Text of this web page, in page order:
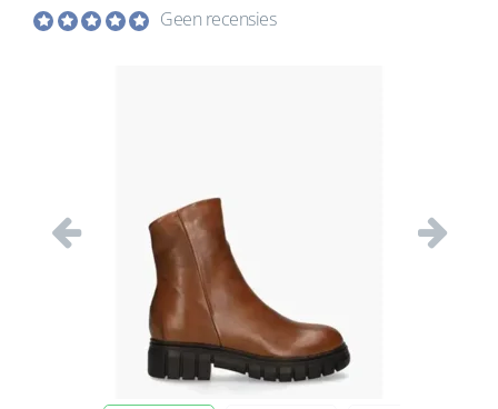
Geen recensies
Vorige